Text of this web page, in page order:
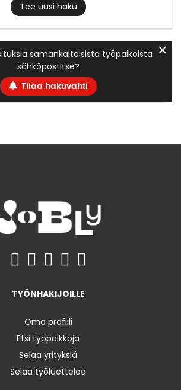
Tee uusi haku
samankaltaisista työpaikoista
sähköpostitse?
Tilaa hakuvahti
✕
TYÖNHAKIJOILLE
Oma profiili
Etsi työpaikkoja
Selaa yrityksiä
Selaa työluetteloa